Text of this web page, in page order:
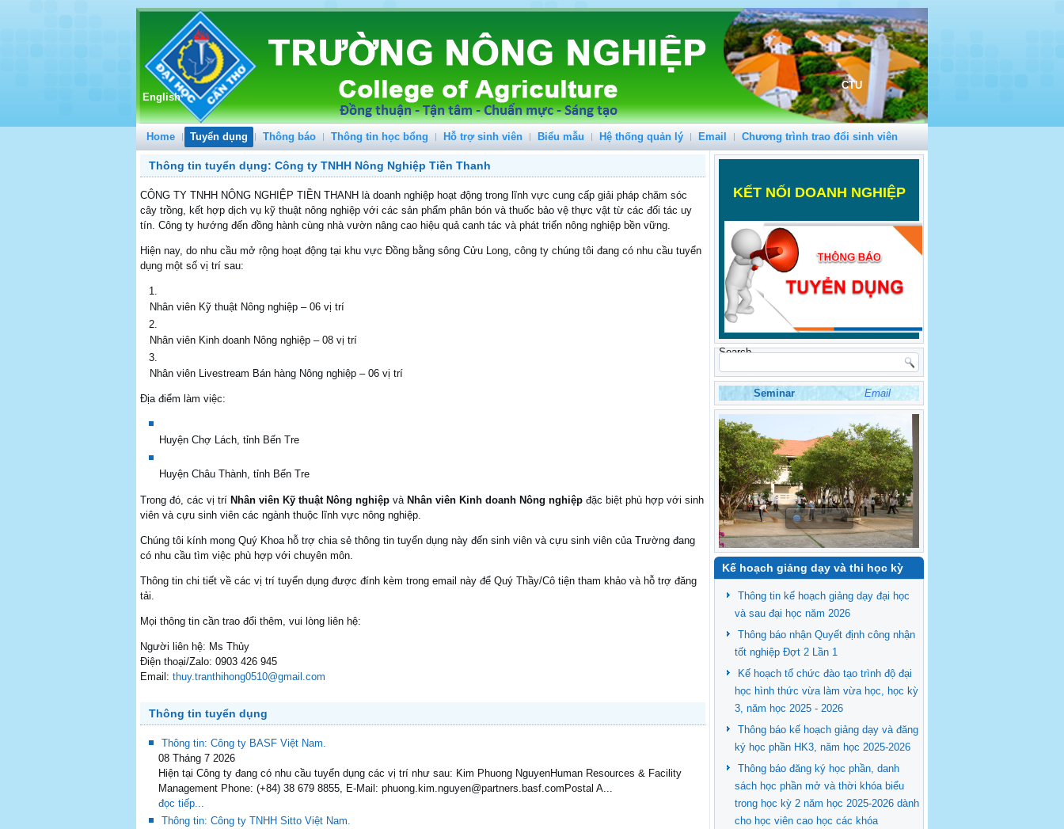
CTU
English
Home Tuyển dụng Thông báo Thông tin học bổng Hỗ trợ sinh viên Biểu mẫu Hệ thống quản lý Email Chương trình trao đổi sinh viên
Thông tin tuyển dụng: Công ty TNHH Nông Nghiệp Tiền Thanh
CÔNG TY TNHH NÔNG NGHIỆP TIỀN THANH là doanh nghiệp hoạt động trong lĩnh vực cung cấp giải pháp chăm sóc
cây trồng, kết hợp dịch vụ kỹ thuật nông nghiệp với các sản phẩm phân bón và thuốc bảo vệ thực vật từ các đối tác uy
tín. Công ty hướng đến đồng hành cùng nhà vườn nâng cao hiệu quả canh tác và phát triển nông nghiệp bền vững.
Hiện nay, do nhu cầu mở rộng hoạt động tại khu vực Đồng bằng sông Cửu Long, công ty chúng tôi đang có nhu cầu tuyển
dụng một số vị trí sau:
Nhân viên Kỹ thuật Nông nghiệp – 06 vị trí
Nhân viên Kinh doanh Nông nghiệp – 08 vị trí
Nhân viên Livestream Bán hàng Nông nghiệp – 06 vị trí
Địa điểm làm việc:
Huyện Chợ Lách, tỉnh Bến Tre
Huyện Châu Thành, tỉnh Bến Tre
Trong đó, các vị trí Nhân viên Kỹ thuật Nông nghiệp và Nhân viên Kinh doanh Nông nghiệp đặc biệt phù hợp với sinh
viên và cựu sinh viên các ngành thuộc lĩnh vực nông nghiệp.
Chúng tôi kính mong Quý Khoa hỗ trợ chia sẻ thông tin tuyển dụng này đến sinh viên và cựu sinh viên của Trường đang
có nhu cầu tìm việc phù hợp với chuyên môn.
Thông tin chi tiết về các vị trí tuyển dụng được đính kèm trong email này để Quý Thầy/Cô tiện tham khảo và hỗ trợ đăng
tải.
Mọi thông tin cần trao đổi thêm, vui lòng liên hệ:
Người liên hệ: Ms Thủy
Điện thoại/Zalo: 0903 426 945
Email: thuy.tranthihong0510@gmail.com
Thông tin tuyển dụng
Thông tin: Công ty BASF Việt Nam.
08 Tháng 7 2026
Hiện tại Công ty đang có nhu cầu tuyển dụng các vị trí như sau: Kim Phuong NguyenHuman Resources & Facility
Management Phone: (+84) 38 679 8855, E-Mail: phuong.kim.nguyen@partners.basf.comPostal A...
đọc tiếp...
Thông tin: Công ty TNHH Sitto Việt Nam.
KẾT NỐI DOANH NGHIỆP
Search
Seminar Email
Kế hoạch giảng dạy và thi học kỳ
Thông tin kế hoạch giảng dạy đại học
và sau đại học năm 2026
Thông báo nhận Quyết định công nhận
tốt nghiệp Đợt 2 Lần 1
Kế hoạch tổ chức đào tạo trình độ đại
học hình thức vừa làm vừa học, học kỳ
3, năm học 2025 - 2026
Thông báo kế hoạch giảng dạy và đăng
ký học phần HK3, năm học 2025-2026
Thông báo đăng ký học phần, danh
sách học phần mở và thời khóa biểu
trong học kỳ 2 năm học 2025-2026 dành
cho học viên cao học các khóa